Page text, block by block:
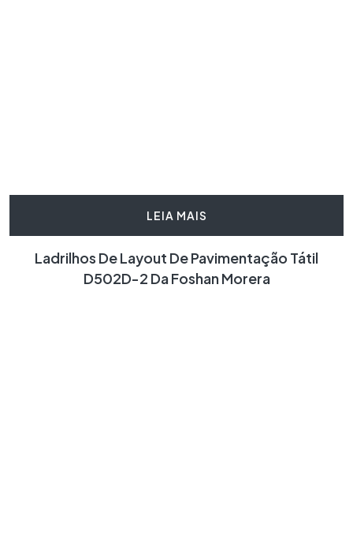
LEIA MAIS
Ladrilhos De Layout De Pavimentação Tátil
D502D-2 Da Foshan Morera